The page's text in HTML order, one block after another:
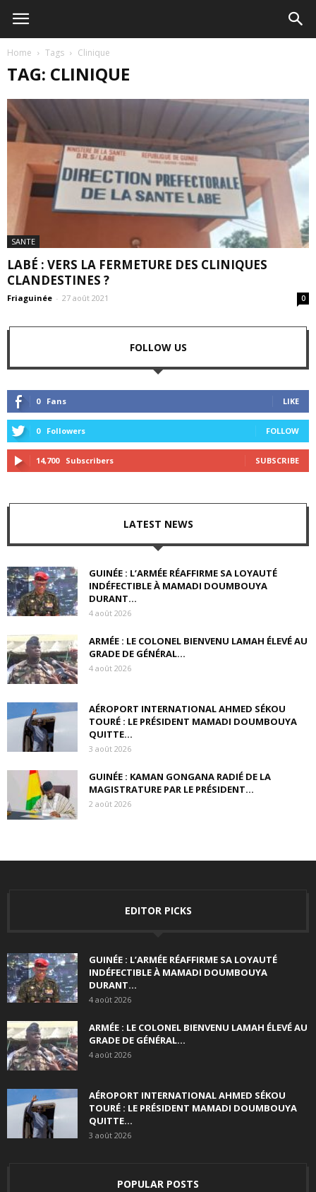
Home Tags Clinique
TAG: CLINIQUE
SANTE
LABÉ : VERS LA FERMETURE DES CLINIQUES
CLANDESTINES ?
Friaguinée - 27 août 2021 0
FOLLOW US
0 Fans LIKE
0 Followers FOLLOW
14,700 Subscribers SUBSCRIBE
LATEST NEWS
GUINÉE : L’ARMÉE RÉAFFIRME SA LOYAUTÉ
INDÉFECTIBLE À MAMADI DOUMBOUYA
DURANT...
4 août 2026
ARMÉE : LE COLONEL BIENVENU LAMAH ÉLEVÉ AU
GRADE DE GÉNÉRAL...
4 août 2026
AÉROPORT INTERNATIONAL AHMED SÉKOU
TOURÉ : LE PRÉSIDENT MAMADI DOUMBOUYA
QUITTE...
3 août 2026
GUINÉE : KAMAN GONGANA RADIÉ DE LA
MAGISTRATURE PAR LE PRÉSIDENT...
2 août 2026
EDITOR PICKS
GUINÉE : L’ARMÉE RÉAFFIRME SA LOYAUTÉ
INDÉFECTIBLE À MAMADI DOUMBOUYA
DURANT...
4 août 2026
ARMÉE : LE COLONEL BIENVENU LAMAH ÉLEVÉ AU
GRADE DE GÉNÉRAL...
4 août 2026
AÉROPORT INTERNATIONAL AHMED SÉKOU
TOURÉ : LE PRÉSIDENT MAMADI DOUMBOUYA
QUITTE...
3 août 2026
POPULAR POSTS